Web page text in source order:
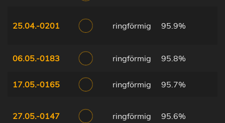
25.04.-0201 ringförmig 95.9%
06.05.-0183 ringförmig 95.8%
17.05.-0165 ringförmig 95.7%
27.05.-0147 ringförmig 95.6%